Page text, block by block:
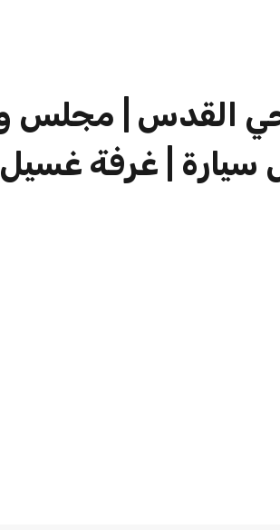
| غرفة غسيل